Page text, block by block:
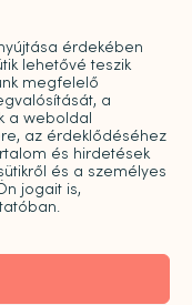
érdekében
lehetővé teszik
megfelelő
a
a weboldal
az érdeklődéséhez
és hirdetések
és a személyes
jogait is,